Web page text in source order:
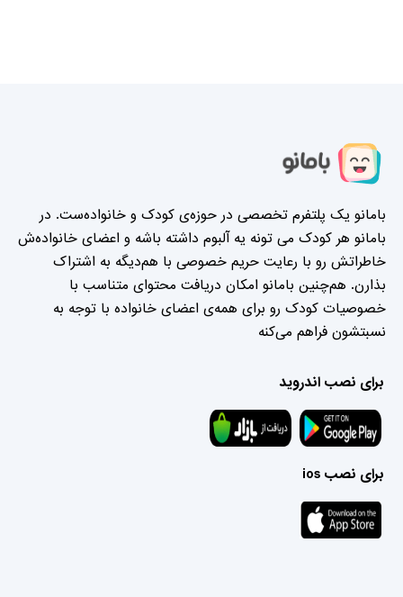
بامانو یک پلتفرم تخصصی در حوزه‌ی کودک و خانواده‌ست. در
بامانو هر کودک می تونه یه آلبوم داشته باشه و اعضای خانواده‌ش
خاطراتش رو با رعایت حریم خصوصی با هم‌دیگه به اشتراک
بذارن. هم‌چنین بامانو امکان دریافت محتوای متناسب با
خصوصیات کودک رو برای همه‌ی اعضای خانواده با توجه به
نسبتشون فراهم می‌کنه
برای نصب اندروید
برای نصب ios